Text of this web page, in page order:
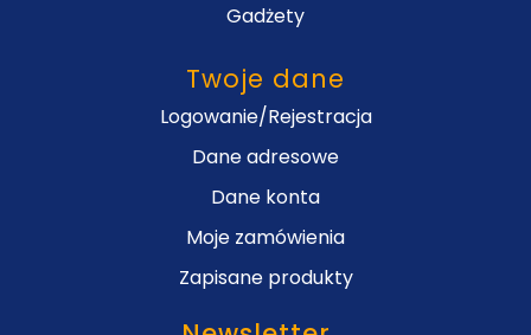
Gadżety
Twoje dane
Logowanie/Rejestracja
Dane adresowe
Dane konta
Moje zamówienia
Zapisane produkty